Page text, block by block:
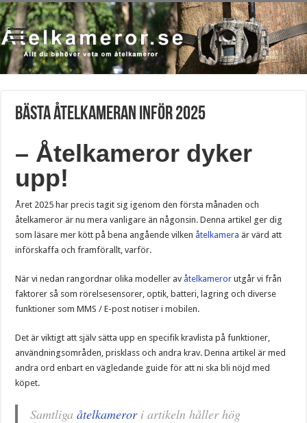
Bästa åtelkameran inför 2025
– Åtelkameror dyker
upp!
Året 2025 har precis tagit sig igenom den första månaden och
åtelkameror är nu mera vanligare än någonsin. Denna artikel ger dig
som läsare mer kött på bena angående vilkenåtelkamera är värd att
införskaffa och framförallt, varför.
När vi nedan rangordnar olika modeller avåtelkameror utgår vi från
faktorer så som rörelsesensorer, optik, batteri, lagring och diverse
funktioner som MMS / E-post notiser i mobilen.
Det är viktigt att själv sätta upp en specifik kravlista på funktioner,
användningsområden, prisklass och andra krav. Denna artikel är med
andra ord enbart en vägledande guide för att ni ska bli nöjd med
köpet.
Samtligaåtelkamerori artikeln håller hög